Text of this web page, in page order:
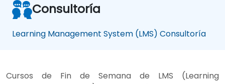
Consultoría
Learning Management System (LMS) Consultoría
Cursos de Fin de Semana de LMS (Learning